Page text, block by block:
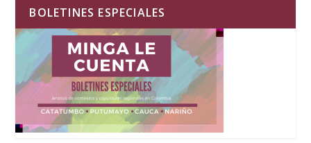
BOLETINES ESPECIALES